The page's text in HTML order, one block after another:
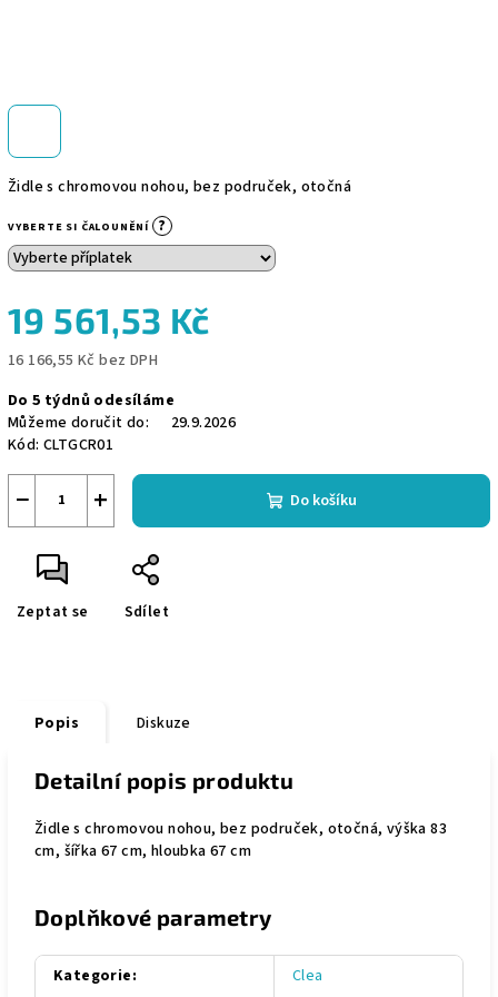
Židle s chromovou nohou, bez područek, otočná
VYBERTE SI ČALOUNĚNÍ ?
19 561,53 Kč
16 166,55 Kč bez DPH
cena:
Do 5 týdnů odesíláme
Můžeme doručit do:
29.9.2026
Kód: CLTGCR01
+
− Do košíku
Zeptat se Sdílet
Popis Diskuze
Detailní popis produktu
Židle s chromovou nohou, bez područek, otočná, výška 83
cm, šířka 67 cm, hloubka 67 cm
Doplňkové parametry
Kategorie:
Clea